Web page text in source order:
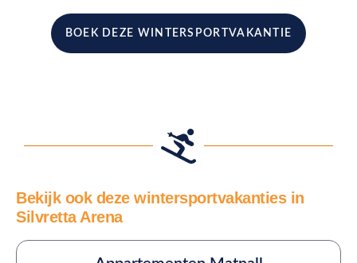
BOEK DEZE WINTERSPORTVAKANTIE
Bekijk ook deze wintersportvakanties in
Silvretta Arena